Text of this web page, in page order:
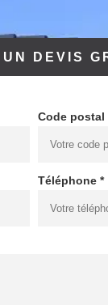
UN DEVIS
Code postal
Téléphone *